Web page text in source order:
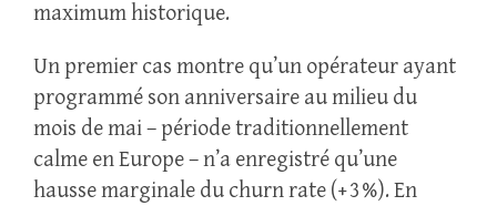
maximum historique.
Un premier cas montre qu’un opérateur ayant
programmé son anniversaire au milieu du
mois de mai – période traditionnellement
calme en Europe – n’a enregistré qu’une
hausse marginale du churn rate (+ 3 %). En